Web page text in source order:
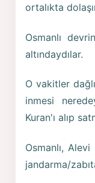
ortalıkta
Osmanlı
altındaydılar.
O vakitler
inmesi
Kuran'ı alıp
Osmanlı,
jandarma/